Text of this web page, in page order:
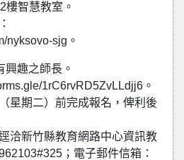
樓智慧教室。
nyksovo-sjg。
興趣之師長。
1rC6rvRD5ZvLLdjj6。
星期二）前完成報名，俾利後
洽新竹縣教育網路中心資訊教
；電子郵件信箱：